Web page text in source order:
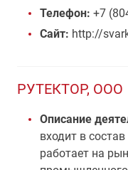
Телефон: +7
Сайт: http://
РУТЕКТОР, ООО
Описание
входит в
работает на